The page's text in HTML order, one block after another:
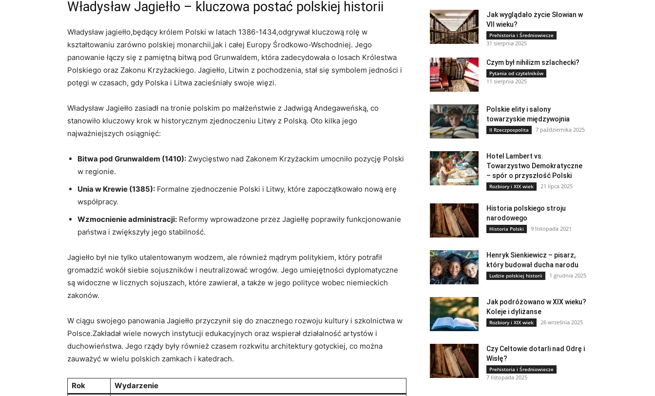
Władysław Jagiełło – kluczowa postać polskiej historii
Władysław jagiełło,będący królem Polski w latach 1386-1434,odgrywał kluczową rolę w
kształtowaniu zarówno polskiej monarchii,jak i całej Europy Środkowo-Wschodniej. Jego
panowanie łączy się z pamiętną bitwą pod Grunwaldem, która zadecydowała o losach Królestwa
Polskiego oraz Zakonu Krzyżackiego. Jagiełło, Litwin z pochodzenia, stał się symbolem jedności i
potęgi w czasach, gdy Polska i Litwa zacieśniały swoje więzi.
Władysław Jagiełło zasiadł na tronie polskim po małżeństwie z Jadwigą Andegaweńską, co
stanowiło kluczowy krok w historycznym zjednoczeniu Litwy z Polską. Oto kilka jego
najważniejszych osiągnięć:
Bitwa pod Grunwaldem (1410): Zwycięstwo nad Zakonem Krzyżackim umocniło pozycję Polski
w regionie.
Unia w Krewie (1385): Formalne zjednoczenie Polski i Litwy, które zapoczątkowało nową erę
współpracy.
Wzmocnienie administracji: Reformy wprowadzone przez Jagiełłę poprawiły funkcjonowanie
państwa i zwiększyły jego stabilność.
Jagiełło był nie tylko utalentowanym wodzem, ale również mądrym politykiem, który potrafił
gromadzić wokół siebie sojuszników i neutralizować wrogów. Jego umiejętności dyplomatyczne
są widoczne w licznych sojuszach, które zawierał, a także w jego polityce wobec niemieckich
zakonów.
W ciągu swojego panowania Jagiełło przyczynił się do znacznego rozwoju kultury i szkolnictwa w
Polsce.Zakładał wiele nowych instytucji edukacyjnych oraz wspierał działalność artystów i
duchowieństwa. Jego rządy były również czasem rozkwitu architektury gotyckiej, co można
zauważyć w wielu polskich zamkach i katedrach.
Rok
Wydarzenie
Jak wyglądało życie Słowian w
VII wieku?
Prehistoria i Średniowiecze
31 sierpnia 2025
Czym był nihilizm szlachecki?
Pytania od czytelników
11 sierpnia 2025
Polskie elity i salony
towarzyskie międzywojnia
II Rzeczpospolita 7 października 2025
Hotel Lambert vs.
Towarzystwo Demokratyczne
– spór o przyszłość Polski
Rozbiory i XIX wiek 21 lipca 2025
Historia polskiego stroju
narodowego
Historia Polski 9 listopada 2021
Henryk Sienkiewicz – pisarz,
który budował ducha narodu
Ludzie polskiej historii 1 grudnia 2025
Jak podróżowano w XIX wieku?
Koleje i dyliżanse
Rozbiory i XIX wiek 26 września 2025
Czy Celtowie dotarli nad Odrę i
Wisłę?
Prehistoria i Średniowiecze
7 listopada 2025